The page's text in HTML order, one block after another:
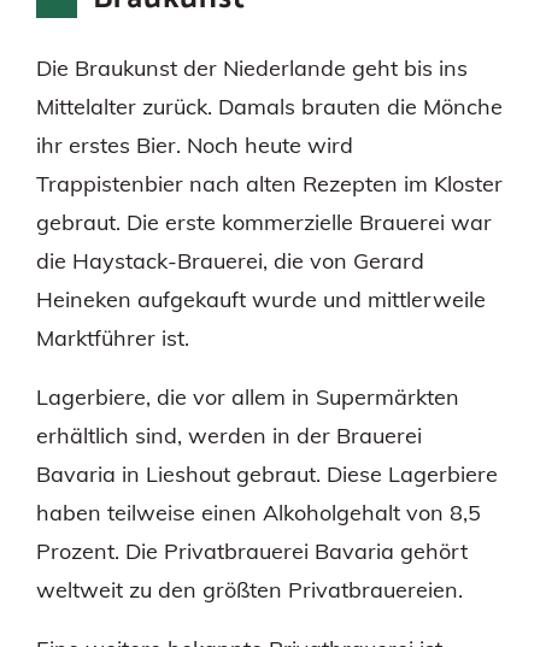
Die Braukunst der Niederlande geht bis ins
Mittelalter zurück. Damals brauten die Mönche
ihr erstes Bier. Noch heute wird
Trappistenbier nach alten Rezepten im Kloster
gebraut. Die erste kommerzielle Brauerei war
die Haystack-Brauerei, die von Gerard
Heineken aufgekauft wurde und mittlerweile
Marktführer ist.
Lagerbiere, die vor allem in Supermärkten
erhältlich sind, werden in der Brauerei
Bavaria in Lieshout gebraut. Diese Lagerbiere
haben teilweise einen Alkoholgehalt von 8,5
Prozent. Die Privatbrauerei Bavaria gehört
weltweit zu den größten Privatbrauereien.